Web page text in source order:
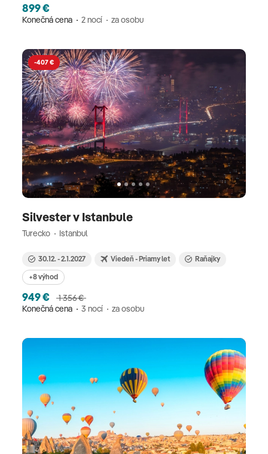
899 €
Konečná cena 2 nocí za osobu
-407 €
Silvester v Istanbule
Turecko Istanbul
30.12. - 2.1.2027 Viedeň - Priamy let
Raňajky
+8 výhod
949 €
1 356 €
Konečná cena
3 nocí za osobu